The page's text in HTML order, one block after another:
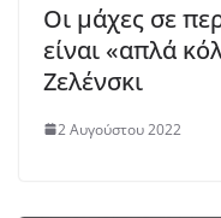
Οι μάχες σε
είναι «απλά
Ζελένσκι
2 Αυγούστου 2022